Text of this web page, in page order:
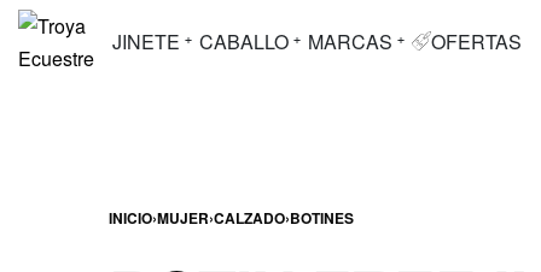
JINETE CABALLO MARCAS OFERTAS
INICIO›MUJER›CALZADO›BOTINES